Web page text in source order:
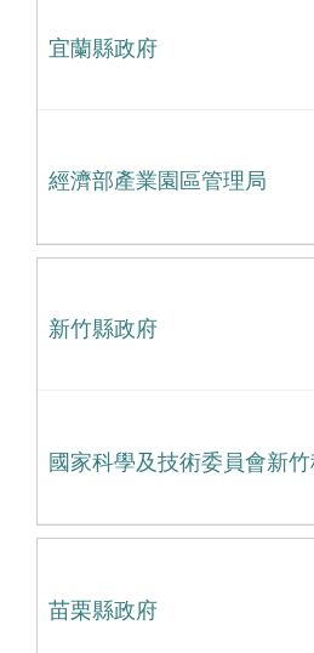
宜蘭縣政府
經濟部產業園區管理局
新竹縣政府
國家科學及技術委員會新
苗栗縣政府